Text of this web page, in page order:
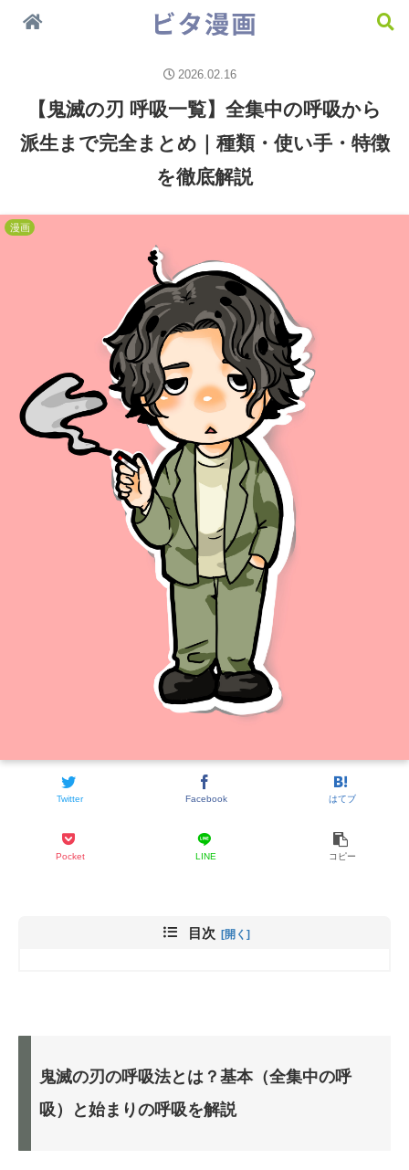
今一番おすすめしたい漫画 ＞＞
【鬼滅の刃 呼吸一覧】全集中の呼吸から
派生まで完全まとめ｜種類・使い手・特徴
を徹底解説
漫画
Twitter Facebook はてブ
Pocket LINE コピー
2026.02.16
目次
鬼滅の刃の呼吸法とは？基本（全集中の呼
吸）と始まりの呼吸を解説